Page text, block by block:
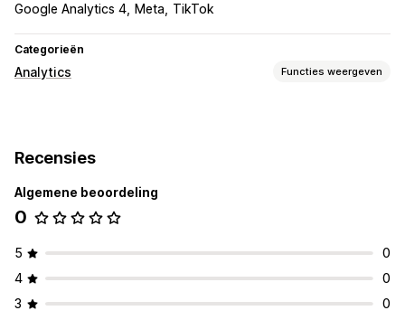
Google Analytics 4
Meta TikTok
Categorieën
Analytics Functies weergeven
Paginaweergaven
Marketing en verkopen
Marketingtoewijzing
Beeldmateriaal en rapporten
Analyticsdashboard Gegevensexport Naleving van AVG
Recensies
Algemene beoordeling
0
5
0
4
0
3
0